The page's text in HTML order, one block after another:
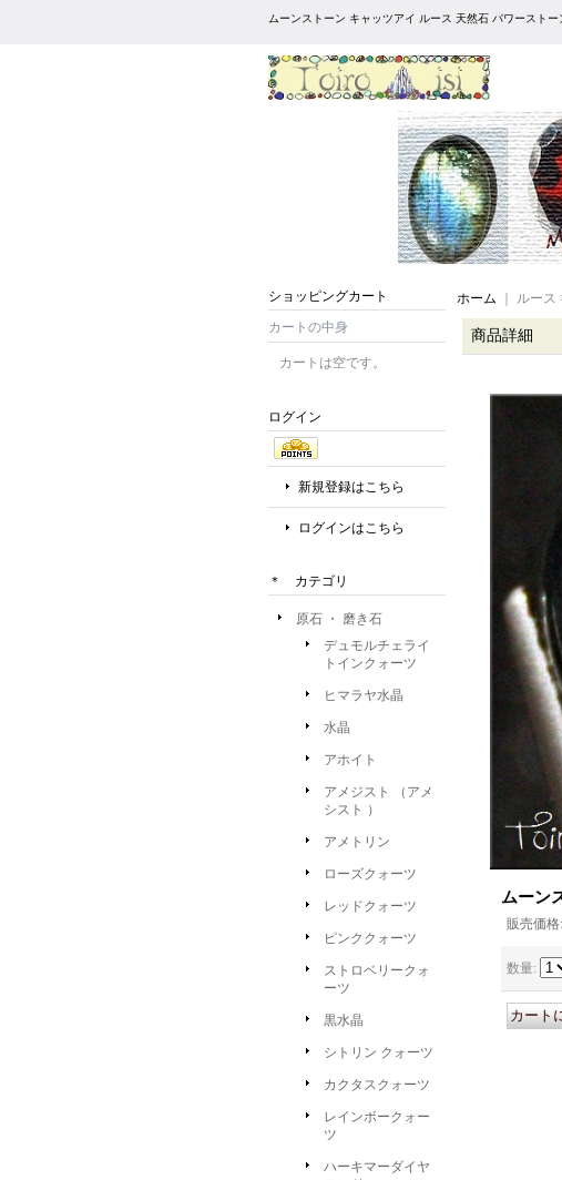
ムーンストーン キャッツアイ ルース 天然石 パワーストー
ショッピングカート
カートの中身
カートは空です。
ログイン
新規登録はこちら
ログインはこちら
＊ カテゴリ
原石 ・ 磨き石
デュモルチェライ
トインクォーツ
ヒマラヤ水晶
水晶
アホイト
アメジスト （アメ
シスト ）
アメトリン
ローズクォーツ
レッドクォーツ
ピンククォーツ
ストロベリークォ
ーツ
黒水晶
シトリン クォーツ
カクタスクォーツ
レインボークォー
ツ
ハーキマーダイヤ
ホーム ｜ ルース
商品詳細
ムーン
販売価格:
数量: